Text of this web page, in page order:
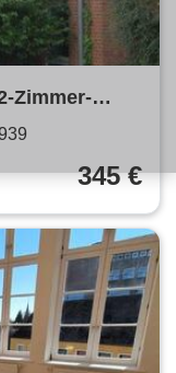
Zimmer-
Uni
345 €